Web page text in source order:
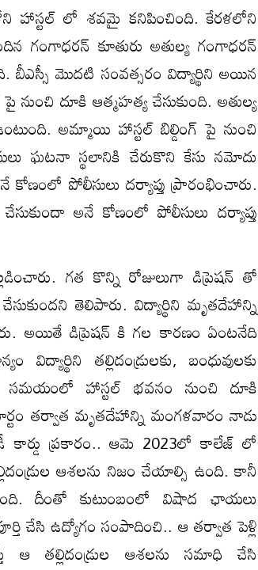
హాస్టల్ లో శవమై కనిపించింది. కేరళలోని
గంగాధరన్ కూతురు అతుల్య గంగాధరన్
బీఎస్సీ మొదటి సంవత్సరం విద్యార్థిని అయిన
నుంచి దూకి ఆత్మహత్య చేసుకుంది. అతుల్య
అమ్మాయి హాస్టల్ బిల్డింగ్ పై నుంచి
ఘటనా స్థలానికి చేరుకొని కేసు నమోదు
పోలీసులు దర్యాప్తు ప్రారంభించారు.
అనే కోణంలో పోలీసులు దర్యాప్తు
గత కొన్ని రోజులుగా డిప్రెషన్ తో
తెలిపారు. విద్యార్థిని మృతదేహాన్ని
అయితే డిప్రెషన్ కి గల కారణం ఏంటనేది
తల్లిదండ్రులకు, బంధువులకు
హాస్టల్ భవనం నుంచి దూకి
తర్వాత మృతదేహాన్ని మంగళవారం నాడు
కార్డు ప్రకారం.. ఆమె 2023లో కాలేజ్ లో
ఆశలను నిజం చేయాల్సి ఉంది. కానీ
దీంతో కుటుంబంలో విషాద ఛాయలు
చేసి ఉద్యోగం సంపాదించి.. ఆ తర్వాత పెళ్లి
ఆ తల్లిదండ్రుల ఆశలను సమాధి చేసి